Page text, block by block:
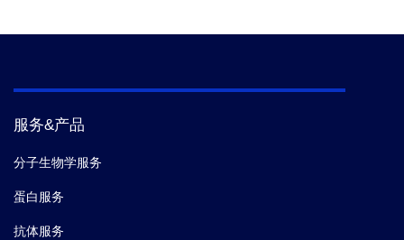
服务&产品
分子生物学服务
蛋白服务
抗体服务